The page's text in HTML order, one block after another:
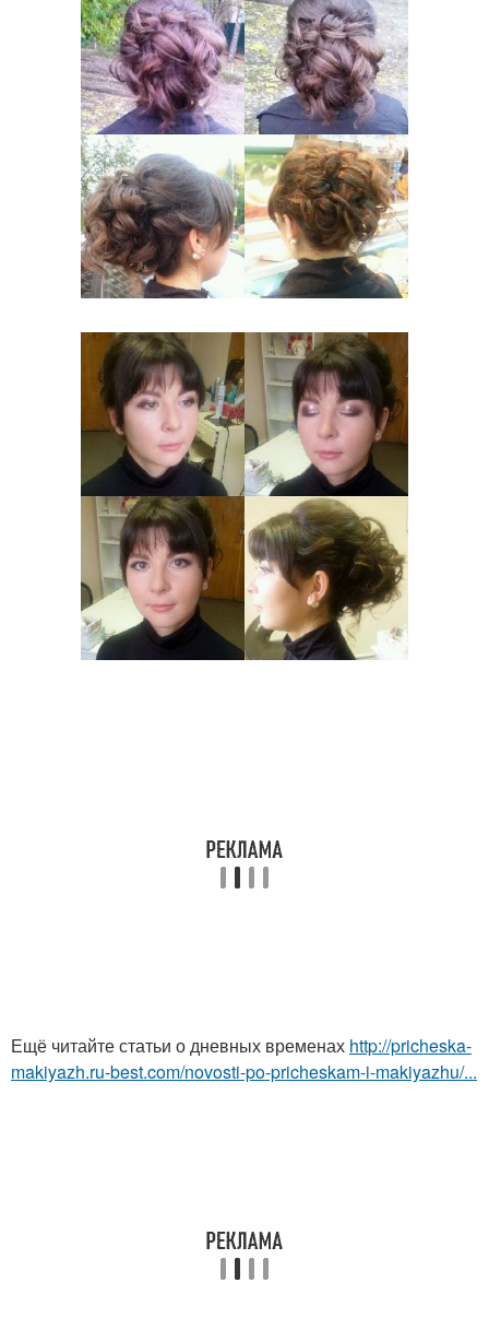
Ещё читайте статьи о дневных временах http://pricheska-
makiyazh.ru-best.com/novosti-po-pricheskam-i-makiyazhu/...